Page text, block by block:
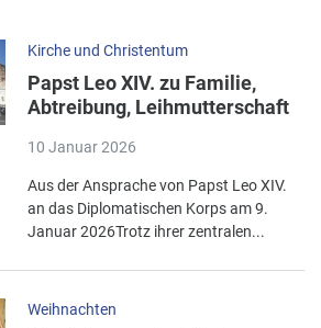
Kirche und Christentum
Papst Leo XIV. zu Familie,
Abtreibung, Leihmutterschaft
10 Januar 2026
Aus der Ansprache von Papst Leo XIV.
an das Diplomatischen Korps am 9.
Januar 2026Trotz ihrer zentralen...
Weihnachten